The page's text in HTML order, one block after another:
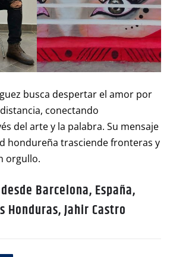
busca despertar el amor por
conectando
del arte y la palabra. Su mensaje
hondureña trasciende fronteras y
orgullo.
Barcelona, España,
Honduras, Jahir Castro